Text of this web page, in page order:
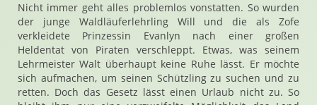
Nicht immer geht alles problemlos vonstatten. So wurden
der junge Waldläuferlehrling Will und die als Zofe
verkleidete Prinzessin Evanlyn nach einer großen
Heldentat von Piraten verschleppt. Etwas, was seinem
Lehrmeister Walt überhaupt keine Ruhe lässt. Er möchte
sich aufmachen, um seinen Schützling zu suchen und zu
retten. Doch das Gesetz lässt einen Urlaub nicht zu. So